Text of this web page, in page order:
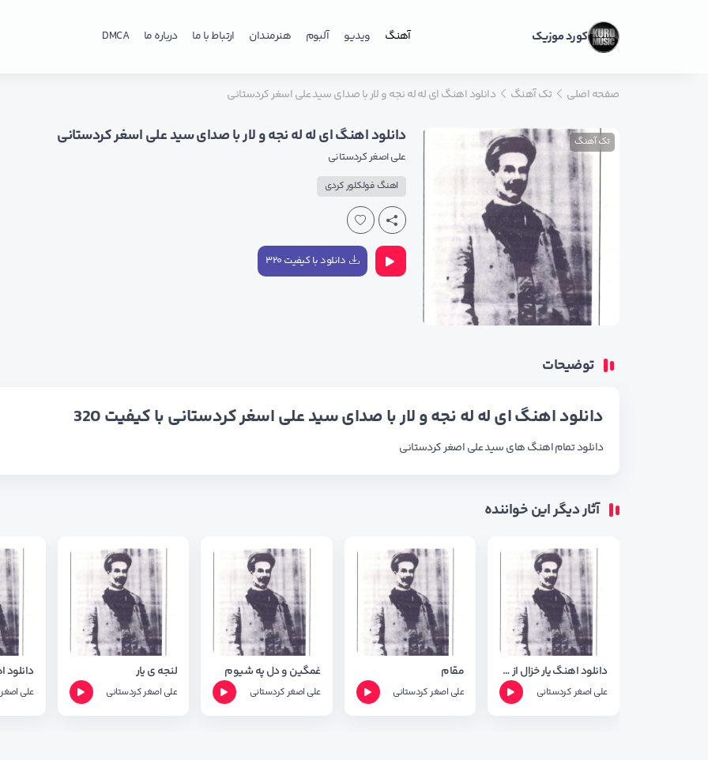
کورد موزیک آهنگ ویدیو آلبوم هنرمندان ارتباط با ما درباره ما DMCA
صفحه اصلی تک آهنگ دانلود اهنگ ای له له نجه و لار با صدای سید علی اسغر کردستانی
تک آهنگ دانلود اهنگ ای له له نجه و لار با صدای سید علی اسغر کردستانی
علی اصغر کردستانی
اهنگ فولکلور کردی
دانلود با کیفیت ۳۲۰
توضیحات
دانلود اهنگ ای له له نجه و لار با صدای سید علی اسغر کردستانی با کیفیت 320
دانلود تمام اهنگ هایسید علی اصغر کردستانی
آثار دیگر این خواننده
دانلود اهنگ یار خزال از علی اصغر کردستانی
علی اصغر کردستانی
مقام
علی اصغر کردستانی
غمگین و دل په شیوم
علی اصغر کردستانی
لنجه ی یار
علی اصغر کردستانی علی